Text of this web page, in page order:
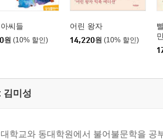
씨들
원 (10% 할인)
어린 왕자
14,220원 (10% 할인)
김미성
학교와 동대학원에서 불어불문학을